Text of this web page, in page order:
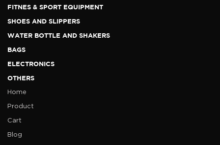
FITNES & SPORT EQUIPMENT
SHOES AND SLIPPERS
WATER BOTTLE AND SHAKERS
BAGS
ELECTRONICS
OTHERS
Home
Product
Cart
Blog